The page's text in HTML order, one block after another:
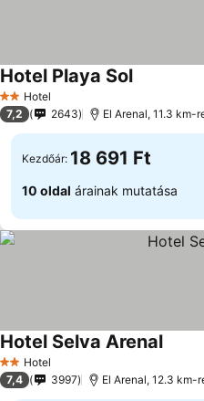
2 Kategória
Hotel
Hotel Playa Sol
7,2 2643 El Arenal, 11.3 km-
Kezdőár: 18 691 Ft
10 oldal árainak mutatása
2 Kategória
Hotel
Hotel Selva Arenal
7,4 3997 El Arenal, 12.3 km-